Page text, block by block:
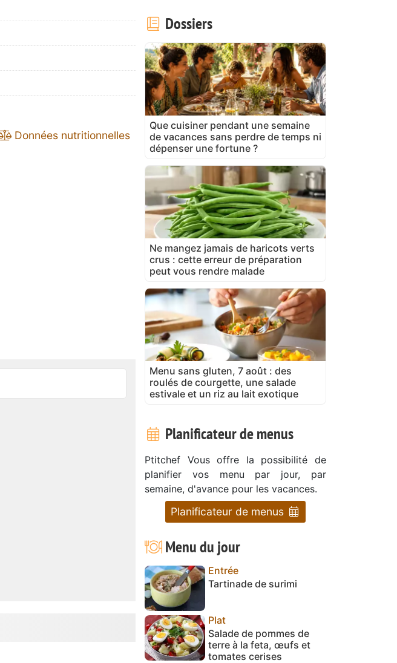
Données nutritionnelles
Dossiers
Que cuisiner pendant une semaine
de vacances sans perdre de temps ni
dépenser une fortune ?
Ne mangez jamais de haricots verts
crus : cette erreur de préparation
peut vous rendre malade
Menu sans gluten, 7 août : des
roulés de courgette, une salade
estivale et un riz au lait exotique
Planificateur de menus
Ptitchef Vous offre la possibilité de
planifier vos menu par jour, par
semaine, d'avance pour les vacances.
Planificateur de menus
Menu du jour
Entrée
Tartinade de surimi
Plat
Salade de pommes de
terre à la feta, œufs et
tomates cerises